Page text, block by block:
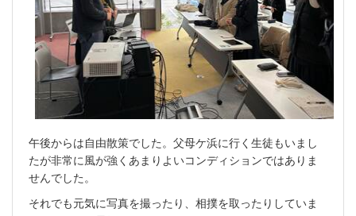
午後からは自由散策でした。父母ケ浜に行く生徒もいまし
たが非常に風が強くあまりよいコンディションではありま
せんでした。
それでも元気に写真を撮ったり、相撲を取ったりしていま